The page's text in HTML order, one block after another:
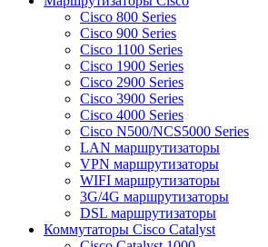
Cisco 800 Series
Cisco 900 Series
Cisco 1100 Series
Cisco 1900 Series
Cisco 2900 Series
Cisco 3900 Series
Cisco 4000 Series
Cisco N500/NCS5000 Series
LAN маршрутизаторы
VPN маршрутизаторы
WIFI маршрутизаторы
3G/4G маршрутизаторы
DSL маршрутизаторы
Коммутаторы Cisco Catalyst